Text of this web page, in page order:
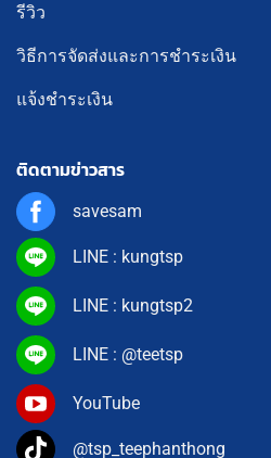
รีวิว
วิธีการจัดส่งและการชำระเงิน
แจ้งชำระเงิน
ติดตามข่าวสาร
savesam
LINE : kungtsp
LINE : kungtsp2
LINE : @teetsp
YouTube
@tsp_teephanthong